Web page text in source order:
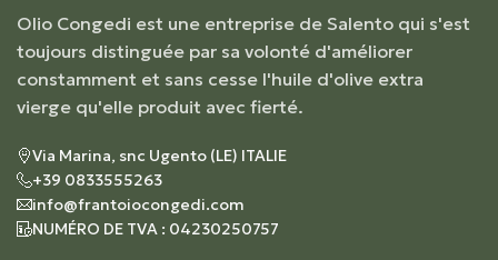
Olio Congedi est une entreprise de Salento qui s'est
toujours distinguée par sa volonté d'améliorer
constamment et sans cesse l'huile d'olive extra
vierge qu'elle produit avec fierté.
Via Marina, snc Ugento (LE) ITALIE
+39 0833555263
info@frantoiocongedi.com
NUMÉRO DE TVA : 04230250757